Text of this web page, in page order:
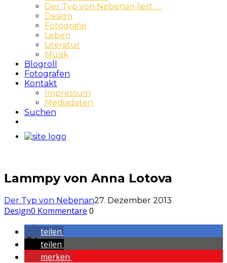
Der Typ von Nebenan liest: …
Design
Fotografie
Leben
Literatur
Musik
Blogroll
Fotografen
Kontakt
Impressum
Mediadaten
Suchen
Lammpy von Anna Lotova
Der Typ von Nebenan27. Dezember 2013
Design0 Kommentare 0
teilen
teilen
merken